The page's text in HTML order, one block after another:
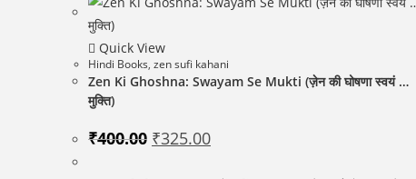
Quick View
Hindi Books, zen sufi kahani
Zen Ki Ghoshna: Swayam Se Mukti (ज़ेन की घोषणा स्वयं …
मुक्ति)
₹400.00 Original
price
₹325.00Current
price